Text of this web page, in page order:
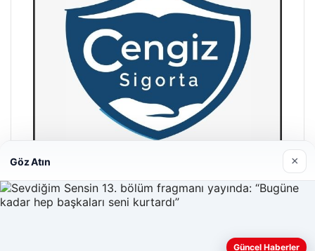
Hastaş Beton
Web sitemizi nasıl kullandığınızı daha iyi anlayabilmek,
Göz Atın ×
Güncel Haberler